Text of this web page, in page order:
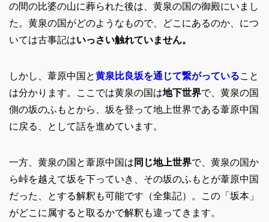
の間の比婆の山に葬られた後は、黄泉の国の御殿にいまし
た。黄泉の国がどのようなもので、どこにあるのか、につ
いては古事記はいっさい触れていません。
しかし、葦原中国と黄泉比良坂を通じて繋がっていること
は分かります。ここでは黄泉の国は地下世界で、黄泉の国
側の坂のふもとから、坂を登って地上世界である葦原中国
に戻る、として話を進めています。
一方、黄泉の国と葦原中国は 同じ地上世界で、黄泉の国か
ら峠を越えて坂を下っていき、その坂のふもとが葦原中国
だった、とする解釈も可能です（全集記）。この「坂本」
がどこに属すると取るかで解釈も違ってきます。